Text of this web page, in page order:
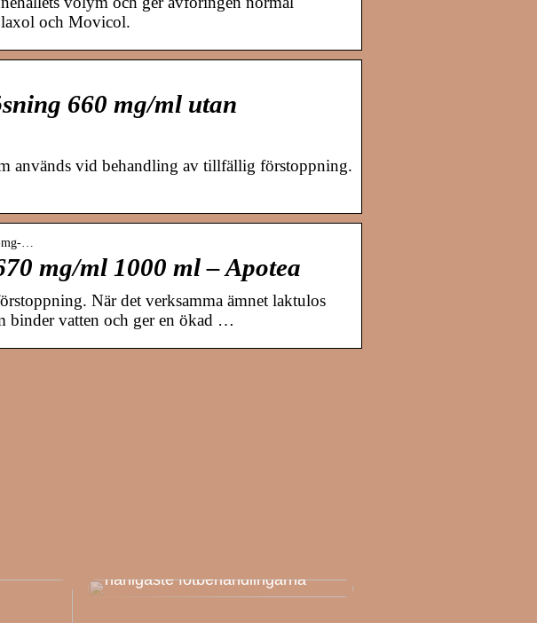
och Movicol.
660 mg/ml utan
används vid behandling av tillfällig förstoppning.
…
mg/ml 1000 ml – Apotea
När det verksamma ämnet laktulos
binder vatten och ger en ökad …
härligaste fotbehandlingarna